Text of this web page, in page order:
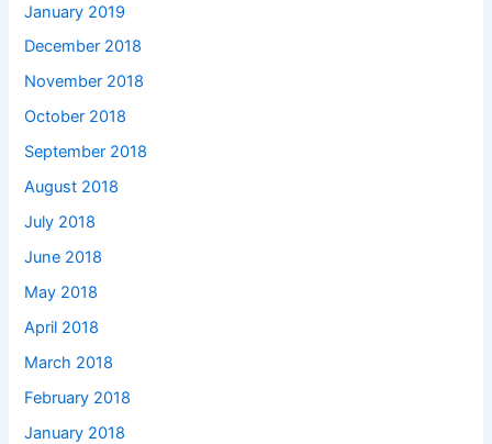
January 2019
December 2018
November 2018
October 2018
September 2018
August 2018
July 2018
June 2018
May 2018
April 2018
March 2018
February 2018
January 2018